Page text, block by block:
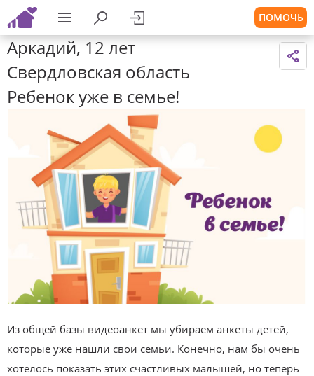
ПОМОЧЬ
Аркадий, 12 лет
Свердловская область
Ребенок уже в семье!
Из общей базы видеоанкет мы убираем анкеты детей,
которые уже нашли свои семьи. Конечно, нам бы очень
хотелось показать этих счастливых малышей, но теперь